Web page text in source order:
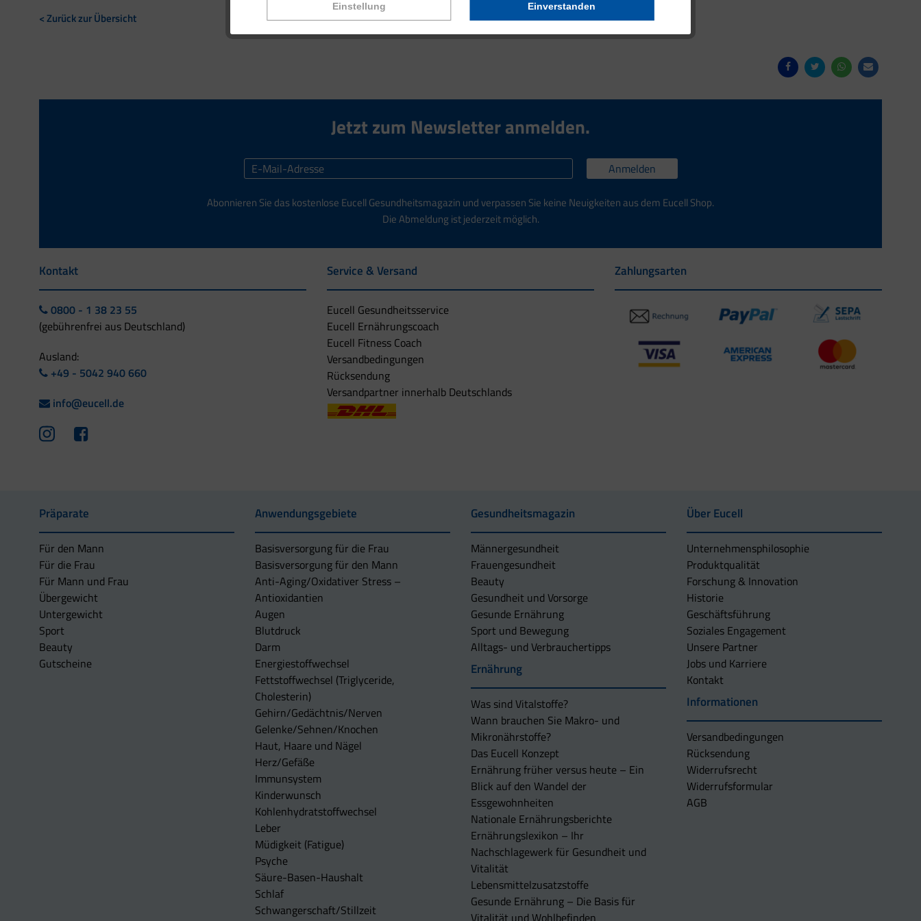
Einstellung Einverstanden
< Zurück zur Übersicht
Jetzt zum Newsletter anmelden.
Anmelden
Abonnieren Sie das kostenlose Eucell Gesundheitsmagazin und verpassen Sie keine Neuigkeiten aus dem Eucell Shop.
Die Abmeldung ist jederzeit möglich.
Kontakt
0800 - 1 38 23 55
(gebührenfrei aus Deutschland)
Ausland:
+49 - 5042 940 660
info@eucell.de
Service & Versand
Eucell Gesundheitsservice
Eucell Ernährungscoach
Eucell Fitness Coach
Versandbedingungen
Rücksendung
Versandpartner innerhalb Deutschlands
Zahlungsarten
Präparate
Für den Mann
Für die Frau
Für Mann und Frau
Übergewicht
Untergewicht
Sport
Beauty
Gutscheine
Anwendungsgebiete
Basisversorgung für die Frau
Basisversorgung für den Mann
Anti-Aging/Oxidativer Stress –
Antioxidantien
Augen
Blutdruck
Darm
Energiestoffwechsel
Fettstoffwechsel (Triglyceride,
Cholesterin)
Gehirn/Gedächtnis/Nerven
Gelenke/Sehnen/Knochen
Haut, Haare und Nägel
Herz/Gefäße
Immunsystem
Kinderwunsch
Kohlenhydratstoffwechsel
Leber
Müdigkeit (Fatigue)
Psyche
Säure-Basen-Haushalt
Schlaf
Schwangerschaft/Stillzeit
Gesundheitsmagazin
Männergesundheit
Frauengesundheit
Beauty
Gesundheit und Vorsorge
Gesunde Ernährung
Sport und Bewegung
Alltags- und Verbrauchertipps
Ernährung
Was sind Vitalstoffe?
Wann brauchen Sie Makro- und
Mikronährstoffe?
Das Eucell Konzept
Ernährung früher versus heute – Ein
Blick auf den Wandel der
Essgewohnheiten
Nationale Ernährungsberichte
Ernährungslexikon – Ihr
Nachschlagewerk für Gesundheit und
Vitalität
Lebensmittelzusatzstoffe
Gesunde Ernährung – Die Basis für
Vitalität und Wohlbefinden
Über Eucell
Unternehmens­philosophie
Produktqualität
Forschung & Innovation
Historie
Geschäftsführung
Soziales Engagement
Unsere Partner
Jobs und Karriere
Kontakt
Informationen
Versandbedingungen
Rücksendung
Widerrufsrecht
Widerrufsformular
AGB